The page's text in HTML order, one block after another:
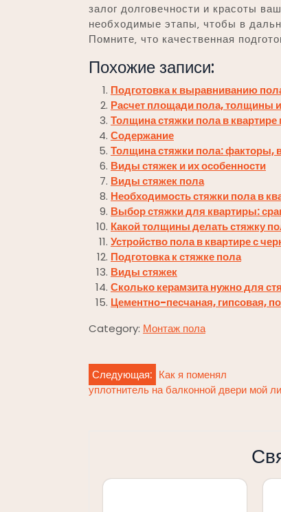
залог долговечности и красоты
необходимые этапы‚ чтобы в
Помните‚ что качественная
Похожие записи:
Подготовка к выравниванию
Расчет площади пола, толщины
Толщина стяжки пола в
Содержание
Толщина стяжки пола:
Виды стяжек и их особенности
Виды стяжек пола
Необходимость стяжки пола в
Выбор стяжки для квартиры:
Какой толщины делать стяжку
Устройство пола в квартире с
Подготовка к стяжке пола
Виды стяжек
Сколько керамзита нужно для
Цементно-песчаная, гипсовая,
Category: Монтаж пола
Навигация
по
Следующая: Как я поменял
уплотнитель на балконной двери мой